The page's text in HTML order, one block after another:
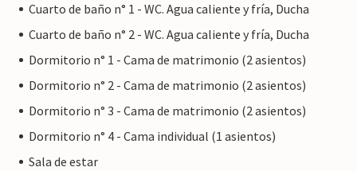
alojamiento con un propietario profesional.
Cuarto de baño n° 1 - WC. Agua caliente y fría, Ducha
Cuarto de baño n° 2 - WC. Agua caliente y fría, Ducha
Dormitorio n° 1 - Cama de matrimonio (2 asientos)
Dormitorio n° 2 - Cama de matrimonio (2 asientos)
Dormitorio n° 3 - Cama de matrimonio (2 asientos)
Dormitorio n° 4 - Cama individual (1 asientos)
Sala de estar